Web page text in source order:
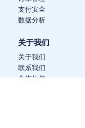
支付安全
数据分析
关于我们
关于我们
联系我们
合作伙伴